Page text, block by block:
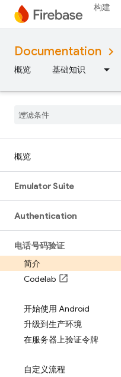
构建
Documentation
概览 基础知识
概览
Emulator Suite
Authentication
电话号码验证
简介
Codelab
开始使用 Android
升级到生产环境
在服务器上验证令牌
自定义流程